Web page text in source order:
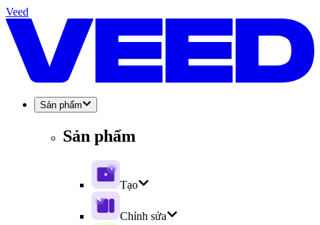
Veed
Sản phẩm
Sản phẩm
Tạo
Chỉnh sửa